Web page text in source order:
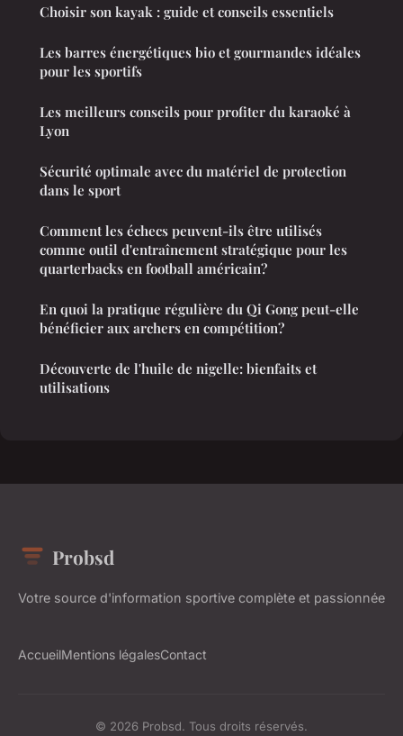
Choisir son kayak : guide et conseils essentiels
Les barres énergétiques bio et gourmandes idéales
pour les sportifs
Les meilleurs conseils pour profiter du karaoké à
Lyon
Sécurité optimale avec du matériel de protection
dans le sport
Comment les échecs peuvent-ils être utilisés
comme outil d'entraînement stratégique pour les
quarterbacks en football américain?
En quoi la pratique régulière du Qi Gong peut-elle
bénéficier aux archers en compétition?
Découverte de l'huile de nigelle: bienfaits et
utilisations
Probsd
Votre source d'information sportive complète et passionnée
AccueilMentions légalesContact
© 2026 Probsd. Tous droits réservés.